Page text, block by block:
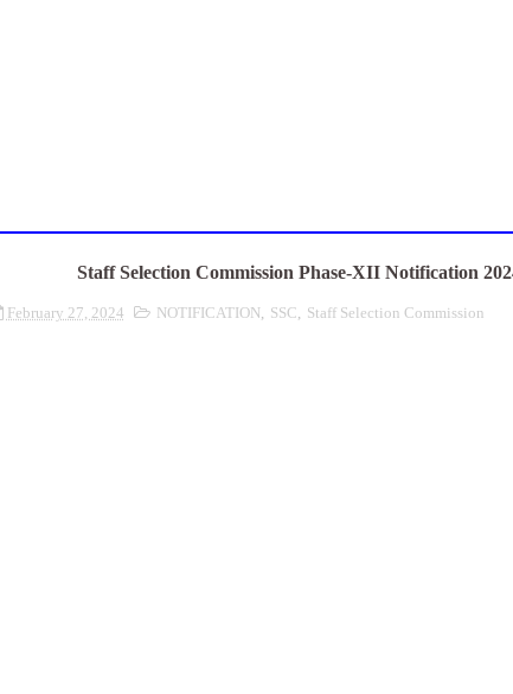
Census 2027: திருவள்ளூர் மாவட்ட ஆசிரியர்களுக்கு மக்கள்
July 2026 Pay Slip Download: IFHRMS களஞ்சியம்
Staff Selection Commission Phase-XII Notification
February 27, 2024 NOTIFICATION, SSC, Staff Selection Commission